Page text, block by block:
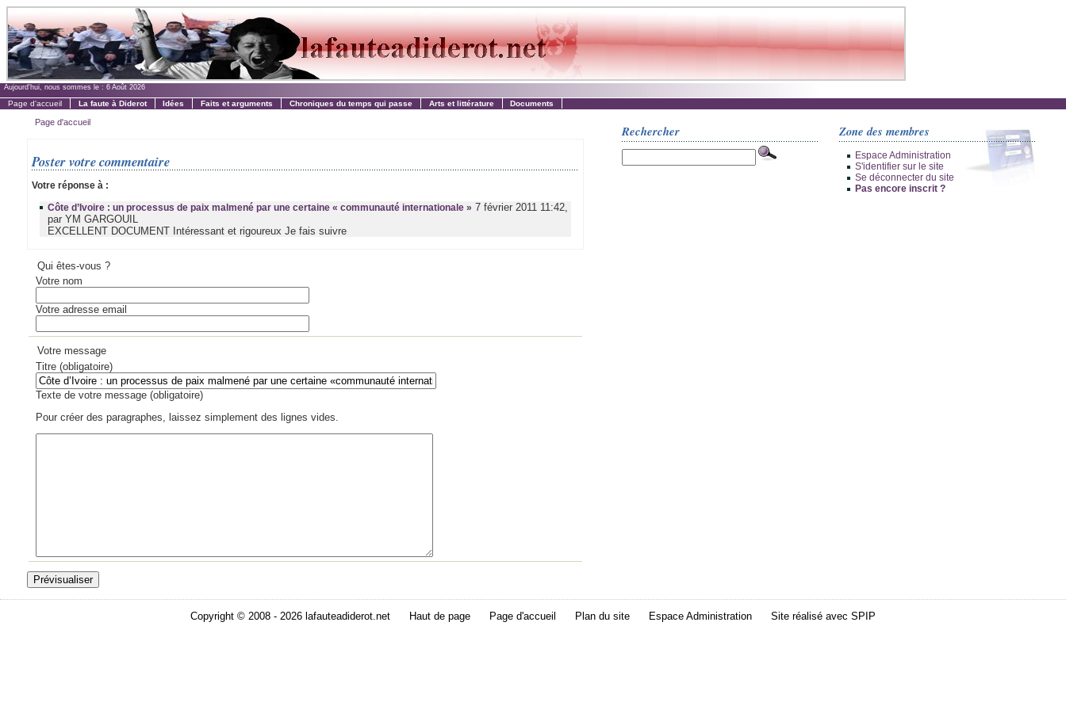
Aujourd'hui, nous sommes le : 6 Août 2026
Page d'accueil La faute à Diderot Idées Faits et arguments Chroniques du temps qui passe Arts et littérature Documents
Page d'accueil
Poster votre commentaire
Votre réponse à :
Côte d’Ivoire : un processus de paix malmené par une certaine « communauté internationale » 7 février 2011 11:42,
par YM GARGOUIL
EXCELLENT DOCUMENT Intéressant et rigoureux Je fais suivre
Qui êtes-vous ?
Votre nom
Votre adresse email
Votre message
Titre (obligatoire)
Texte de votre message (obligatoire)
Pour créer des paragraphes, laissez simplement des lignes vides.
Zone des membres
Espace Administration
S'identifier sur le site
Se déconnecter du site
Pas encore inscrit ?
Rechercher
Copyright © 2008 - 2026 lafauteadiderot.net Haut de page Page d'accueil Plan du site Espace Administration Site réalisé avec SPIP